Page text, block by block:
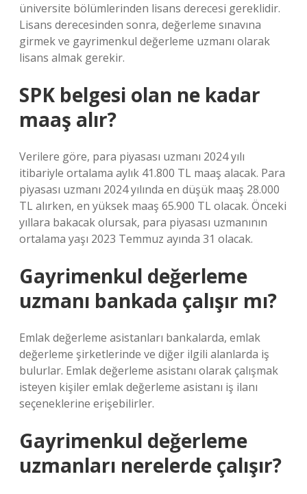
üniversite bölümlerinden lisans derecesi gereklidir.
Lisans derecesinden sonra, değerleme sınavına
girmek ve gayrimenkul değerleme uzmanı olarak
lisans almak gerekir.
SPK belgesi olan ne kadar
maaş alır?
Verilere göre, para piyasası uzmanı 2024 yılı
itibariyle ortalama aylık 41.800 TL maaş alacak. Para
piyasası uzmanı 2024 yılında en düşük maaş 28.000
TL alırken, en yüksek maaş 65.900 TL olacak. Önceki
yıllara bakacak olursak, para piyasası uzmanının
ortalama yaşı 2023 Temmuz ayında 31 olacak.
Gayrimenkul değerleme
uzmanı bankada çalışır mı?
Emlak değerleme asistanları bankalarda, emlak
değerleme şirketlerinde ve diğer ilgili alanlarda iş
bulurlar. Emlak değerleme asistanı olarak çalışmak
isteyen kişiler emlak değerleme asistanı iş ilanı
seçeneklerine erişebilirler.
Gayrimenkul değerleme
uzmanları nerelerde çalışır?